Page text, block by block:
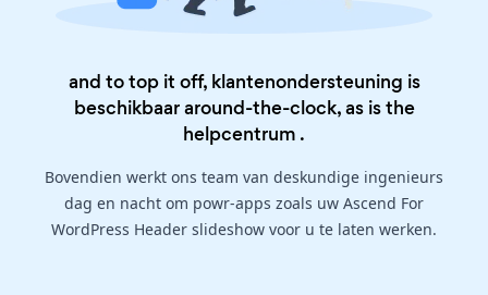
and to top it off, klantenondersteuning is
beschikbaar around-the-clock, as is the
helpcentrum .
Bovendien werkt ons team van deskundige ingenieurs
dag en nacht om powr-apps zoals uw Ascend For
WordPress Header slideshow voor u te laten werken.